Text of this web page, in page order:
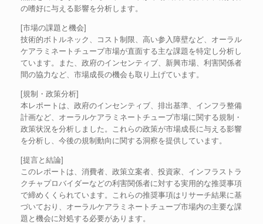
の嗜好に与える影響を分析します。
[市場の課題と機会]
技術的ボトルネック、コスト制限、高い参入障壁など、オーラル
ケアラミネートチューブ市場が直面する主な課題を特定し分析し
ています。また、政府のインセンティブ、新興市場、利害関係者
間の協力など、市場成長の機会も取り上げています。
[規制・政策分析]
本レポートは、政府のインセンティブ、排出基準、インフラ整備
計画など、オーラルケアラミネートチューブ市場に関する規制・
政策状況を分析しました。これらの政策が市場成長に与える影響
を分析し、今後の規制動向に関する洞察を提供しています。
[提言と結論]
このレポートは、消費者、政策立案者、投資家、インフラストラ
クチャプロバイダーなどの利害関係者に対する実用的な推奨事項
で締めくくられています。これらの推奨事項はリサーチ結果に基
づいており、オーラルケアラミネートチューブ市場内の主要な課
題と機会に対処する必要があります。